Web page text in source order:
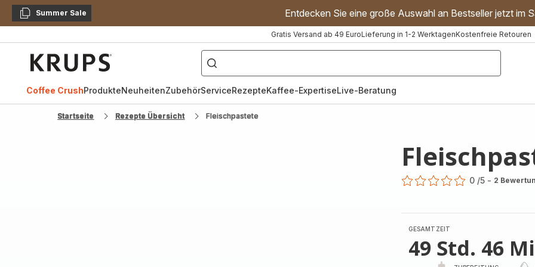
KopierenSummer Sale Entdecken Sie eine große Auswahl an Bestseller jetzt im
Gratis Versand ab 49 EuroLieferung in 1-2 WerktagenKostenfreie Retouren
["Kaffeevollautomat","Handmixer","Waffeleisen"]
Coffee CrushProdukteNeuheitenZubehörServiceRezepteKaffee-ExpertiseLive-Beratung
Startseite Rezepte Übersicht Fleischpastete
0 /5 - 2
GESAMTZEIT
49 Std. 46